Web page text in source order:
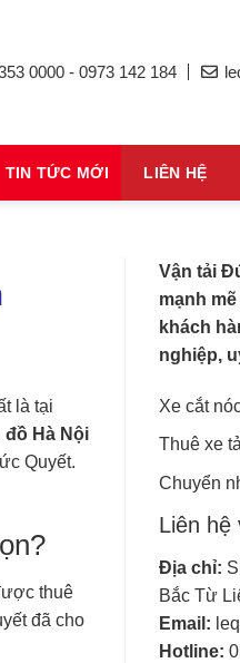
0000 - 0973 142 184
TIN TỨC MỚI LIÊN HỆ
là tại
đồ Hà Nội
Quyết.
thuê
đã cho
Vận tải
mạnh
khách
nghiệp,
Xe cắt
Thuê xe
Chuyển
Liên hệ
Địa chỉ:
Bắc Từ
Email:
Hotline: